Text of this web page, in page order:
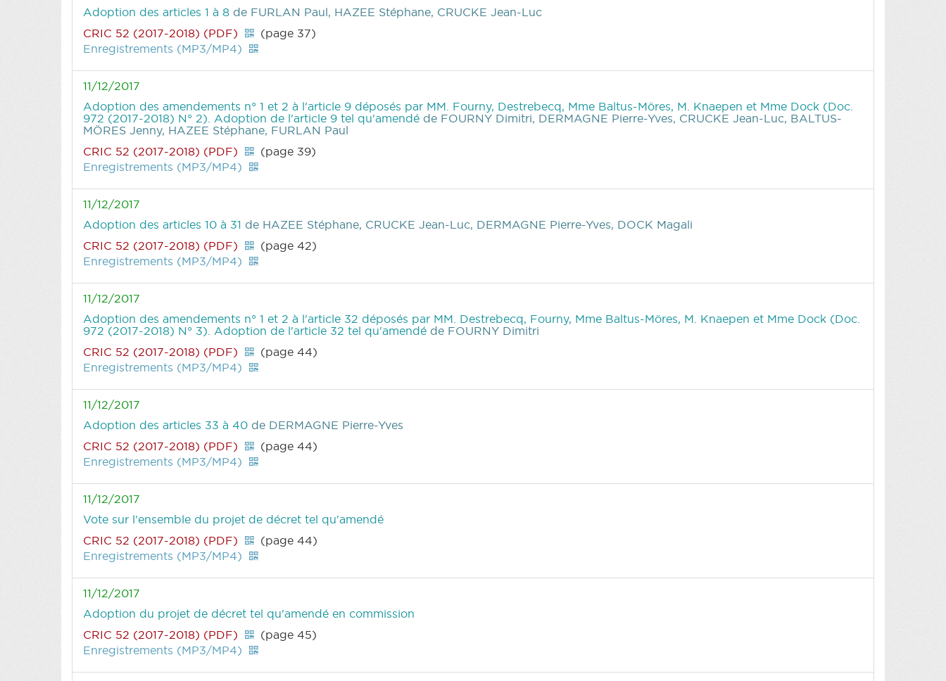
Adoption des articles 1 à 8 de FURLAN Paul, HAZEE Stéphane, CRUCKE Jean-Luc
CRIC 52 (2017-2018) (PDF)
(page 37)
Enregistrements (MP3/MP4)
11/12/2017
Adoption des amendements n° 1 et 2 à l'article 9 déposés par MM. Fourny, Destrebecq, Mme Baltus-Möres, M. Knaepen et Mme Dock (Doc.
972 (2017-2018) N° 2). Adoption de l'article 9 tel qu'amendé de FOURNY Dimitri, DERMAGNE Pierre-Yves, CRUCKE Jean-Luc, BALTUS-
MÖRES Jenny, HAZEE Stéphane, FURLAN Paul
CRIC 52 (2017-2018) (PDF)
(page 39)
Enregistrements (MP3/MP4)
11/12/2017
Adoption des articles 10 à 31 de HAZEE Stéphane, CRUCKE Jean-Luc, DERMAGNE Pierre-Yves, DOCK Magali
CRIC 52 (2017-2018) (PDF)
(page 42)
Enregistrements (MP3/MP4)
11/12/2017
Adoption des amendements n° 1 et 2 à l'article 32 déposés par MM. Destrebecq, Fourny, Mme Baltus-Möres, M. Knaepen et Mme Dock (Doc.
972 (2017-2018) N° 3). Adoption de l'article 32 tel qu'amendé de FOURNY Dimitri
CRIC 52 (2017-2018) (PDF)
(page 44)
Enregistrements (MP3/MP4)
11/12/2017
Adoption des articles 33 à 40 de DERMAGNE Pierre-Yves
CRIC 52 (2017-2018) (PDF)
(page 44)
Enregistrements (MP3/MP4)
11/12/2017
Vote sur l'ensemble du projet de décret tel qu'amendé
CRIC 52 (2017-2018) (PDF)
(page 44)
Enregistrements (MP3/MP4)
11/12/2017
Adoption du projet de décret tel qu'amendé en commission
CRIC 52 (2017-2018) (PDF)
(page 45)
Enregistrements (MP3/MP4)